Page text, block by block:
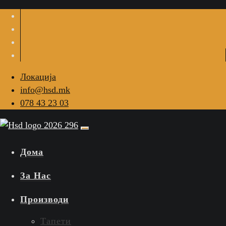
Локација
info@hsd.mk
078 43 23 03
Дома
За Нас
Производи
Тапети